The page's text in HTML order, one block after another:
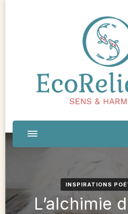
INSPIRATIONS
L’alchimie